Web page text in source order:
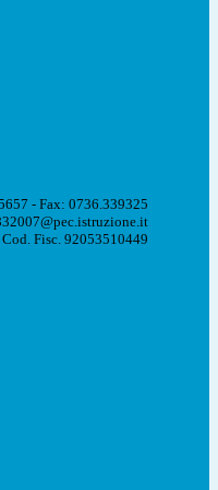
- Fax: 0736.339325
Cod. Fisc. 92053510449